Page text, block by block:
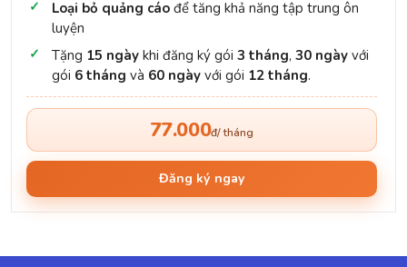
Loại bỏ quảng cáo để tăng khả năng tập trung ôn
luyện
Tặng 15 ngày khi đăng ký gói 3 tháng, 30 ngày với
gói 6 tháng và 60 ngày với gói 12 tháng.
77.000đ/ tháng
Đăng ký ngay